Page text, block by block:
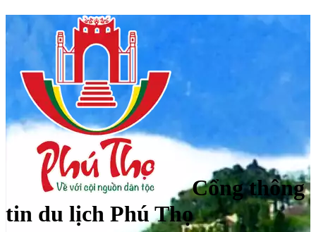
Cổng thông
tin du lịch Phú Thọ